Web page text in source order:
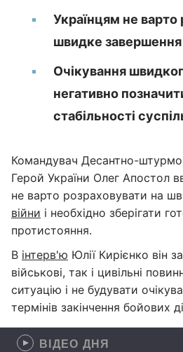
Українцям не варто
швидке завершення
Очікування
негативно
стабільності
Командувач Десантно-
Герой України Олег Апостол
не варто розраховувати на
війни і необхідно зберігати
протистояння.
В інтерв'ю Юлії Кирієнко він
військові, так і цивільні
ситуацію і не будувати
термінів закінчення бойових
ВІДЕО ДНЯ